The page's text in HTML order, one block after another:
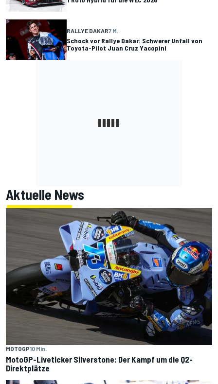
RALLYE DAKAR7 M.
Schock vor Rallye Dakar: Schwerer Unfall von
Toyota-Pilot Juan Cruz Yacopini
Aktuelle News
MOTOGP10 Min.
MotoGP-Liveticker Silverstone: Der Kampf um die Q2-
Direktplätze